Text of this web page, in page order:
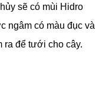
sẽ có mùi Hidro
ngâm có màu đục và
ra để tưới cho cây.